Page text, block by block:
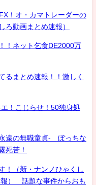
！オ・カマトレーダーの
動画まとめ速報）
！ネット乞食DE2000万
るまとめ速報！！激しく
！こじらせ！50独身処
遠の無職童貞- ぼっちな
死苦！
！（新・ナンノひゃくし
報） 話題な事件からおも